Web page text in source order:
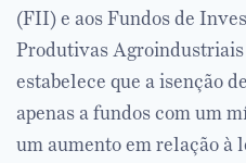
(FII) e aos Fundos de
Produtivas Agroindustriais
estabelece que a isenção
apenas a fundos com um
um aumento em relação à